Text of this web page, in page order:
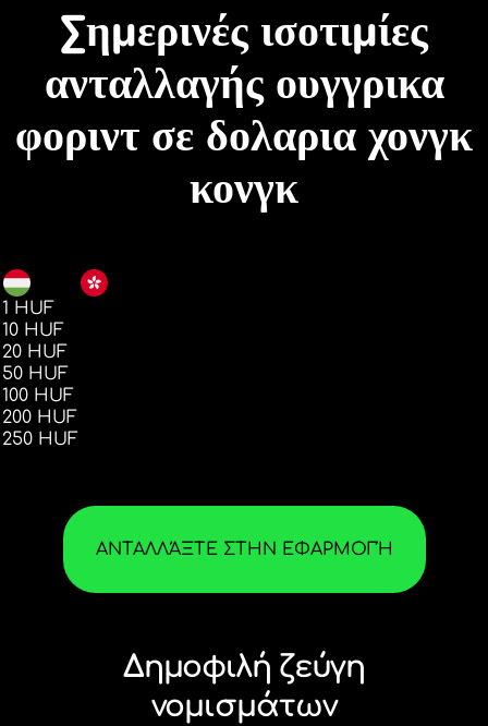
Σημερινές ισοτιμίες
ανταλλαγής ουγγρικα
φοριντ σε δολαρια χονγκ
κονγκ
1 HUF
10 HUF
20 HUF
50 HUF
100 HUF
200 HUF
250 HUF
ΑΝΤΑΛΛΆΞΤΕ ΣΤΗΝ ΕΦΑΡΜΟΓΉ
Δημοφιλή ζεύγη
νομισμάτων